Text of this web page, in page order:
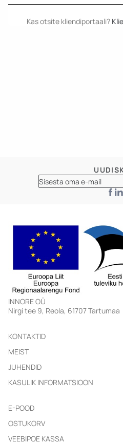
Kas otsite kliendiportaali?
INNORE OÜ
KONTAKTID
MEIST
JUHENDID
KASULIK INFORMATSIOON
E-POOD
OSTUKORV
VEEBIPOE KASSA